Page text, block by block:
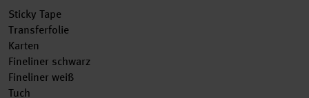
Sticky Tape
Transferfolie
Karten
Fineliner schwarz
Fineliner weiß
Tuch